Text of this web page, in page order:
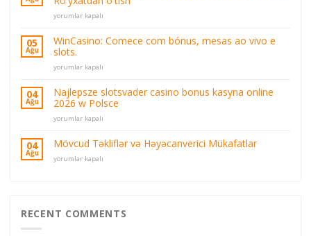
Olymp
Casino
ve
Bahis
Platformu
için
OLYMP
O'yinlar
uchun
narx
Kirish
Oson
Ro'yxatdan
o'tish
için
yorumlar kapalı
05
Ağu
WinCasino: Comece com bónus, mesas ao vivo e
slots.
WinCasino:
com
bónus,
mesas
ao
e
slots.
için
yorumlar kapalı
04
Ağu
Najlepsze slotsvader casino bonus kasyna online
2026 w Polsce
Najlepsze
casino
bonus
kasyna
için
yorumlar kapalı
04
Ağu
Mövcud Təkliflər və Həyəcanverici Mükafatlar
Mövcud
için
yorumlar kapalı
RECENT COMMENTS